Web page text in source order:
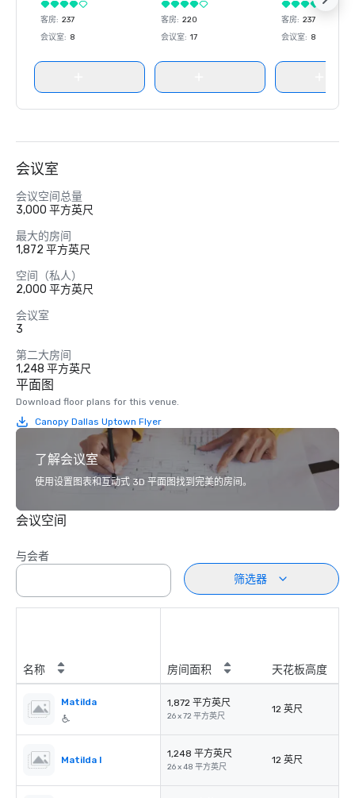
客房: 237
会议室: 8
客房: 220
会议室: 17
客房: 237
会议室: 8
会议室
会议空间总量
3,000 平方英尺
最大的房间
1,872 平方英尺
空间（私人）
2,000 平方英尺
会议室
3
第二大房间
1,248 平方英尺
平面图
Download floor plans for this venue.
Canopy Dallas Uptown Flyer
了解会议室
使用设置图表和互动式 3D 平面图找到完美的房间。
会议空间
与会者
筛选器
名称 房间面积 天花板高度
Matilda 1,872 平方英尺
26 x 72 平方英尺
12 英尺
Matilda I
1,248 平方英尺
26 x 48 平方英尺
12 英尺